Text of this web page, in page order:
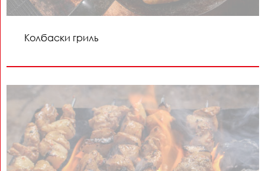
Колбаски гриль